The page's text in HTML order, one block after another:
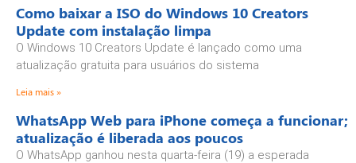
Como baixar a ISO do Windows 10 Creators
Update com instalação limpa
O Windows 10 Creators Update é lançado como uma
atualização gratuita para usuários do sistema
Leia mais »
WhatsApp Web para iPhone começa a funcionar;
atualização é liberada aos poucos
O WhatsApp ganhou nesta quarta-feira (19) a esperada